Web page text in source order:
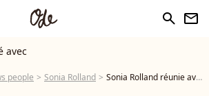
search newsletter
avec
people Sonia Rolland Sonia Rolland réunie avec sa fille Kahina pour un magnifique projet : "J'étais un peu réticente"